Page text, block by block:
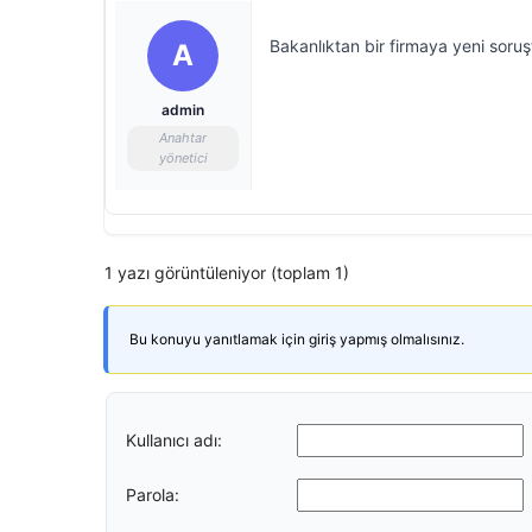
A
admin
Anahtar
yönetici
Bakanlıktan bir firmaya yeni
1 yazı görüntüleniyor (toplam 1)
Bu konuyu yanıtlamak için giriş yapmış olmalısınız.
Kullanıcı adı:
Parola: